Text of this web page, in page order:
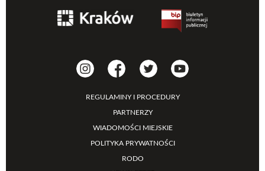
REGULAMINY I PROCEDURY
PARTNERZY
WIADOMOŚCI MIEJSKIE
POLITYKA PRYWATNOŚCI
RODO